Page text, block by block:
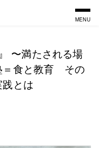
MENU
〜満たされる場
食と教育 その
とは